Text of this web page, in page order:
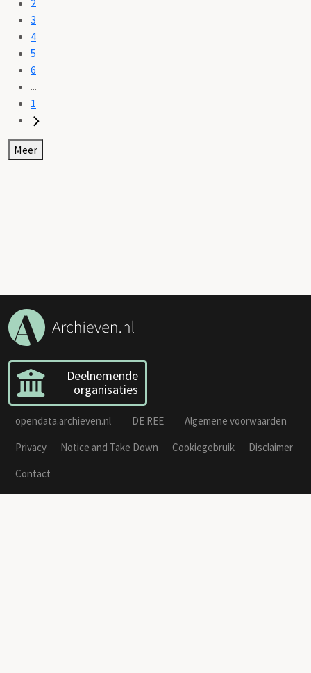
3
4
5
6
...
1
Meer
Deelnemende
organisaties
opendata.archieven.nl DE REE
Algemene voorwaarden
Privacy
Notice and Take Down Cookiegebruik
Disclaimer
Contact